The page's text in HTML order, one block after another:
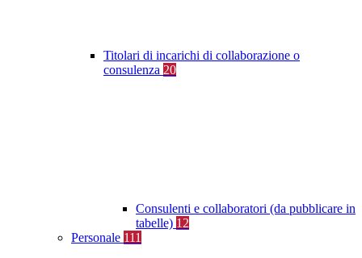
Titolari di incarichi di collaborazione o
consulenza 20
Consulenti e collaboratori (da pubblicare in
tabelle) 12
Personale 111